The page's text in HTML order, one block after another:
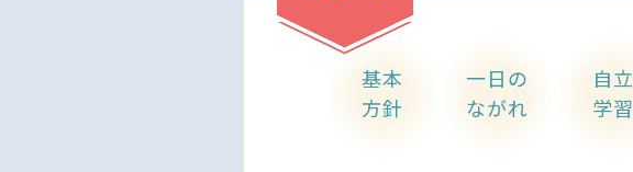
基本
方針
一日の
ながれ
自立
学習